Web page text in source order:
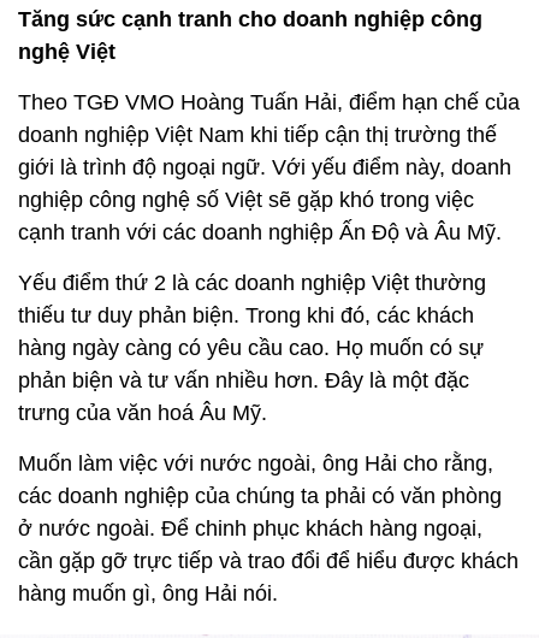
Tăng sức cạnh tranh cho doanh nghiệp công
nghệ Việt
Theo TGĐ VMO Hoàng Tuấn Hải, điểm hạn chế của
doanh nghiệp Việt Nam khi tiếp cận thị trường thế
giới là trình độ ngoại ngữ. Với yếu điểm này, doanh
nghiệp công nghệ số Việt sẽ gặp khó trong việc
cạnh tranh với các doanh nghiệp Ấn Độ và Âu Mỹ.
Yếu điểm thứ 2 là các doanh nghiệp Việt thường
thiếu tư duy phản biện. Trong khi đó, các khách
hàng ngày càng có yêu cầu cao. Họ muốn có sự
phản biện và tư vấn nhiều hơn. Đây là một đặc
trưng của văn hoá Âu Mỹ.
Muốn làm việc với nước ngoài, ông Hải cho rằng,
các doanh nghiệp của chúng ta phải có văn phòng
ở nước ngoài. Để chinh phục khách hàng ngoại,
cần gặp gỡ trực tiếp và trao đổi để hiểu được khách
hàng muốn gì, ông Hải nói.